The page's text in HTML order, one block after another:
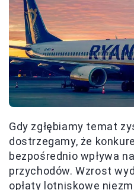
Gdy zgłębiamy temat
dostrzegamy, że
bezpośrednio wpływa
przychodów. Wzrost
opłaty lotniskowe